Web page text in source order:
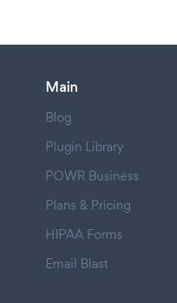
Main
Blog
Plugin Library
POWR Business
Plans & Pricing
HIPAA Forms
Email Blast